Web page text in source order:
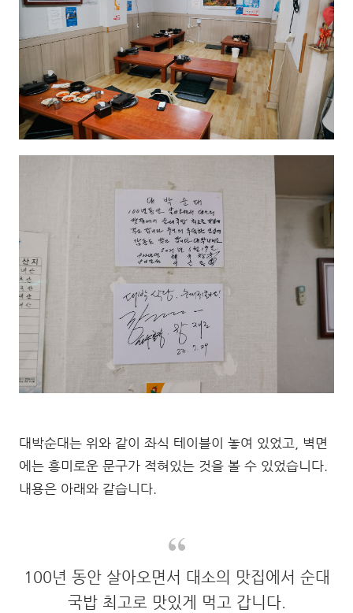
대박순대는 위와 같이 좌식 테이블이 놓여 있었고, 벽면
에는 흥미로운 문구가 적혀있는 것을 볼 수 있었습니다.
내용은 아래와 같습니다.
100년 동안 살아오면서 대소의 맛집에서 순대
국밥 최고로 맛있게 먹고 갑니다.